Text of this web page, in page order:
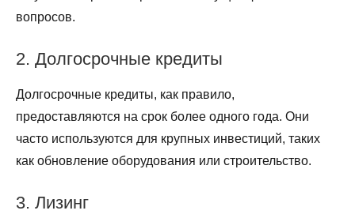
вопросов.
2. Долгосрочные кредиты
Долгосрочные кредиты, как правило,
предоставляются на срок более одного года. Они
часто используются для крупных инвестиций, таких
как обновление оборудования или строительство.
3. Лизинг